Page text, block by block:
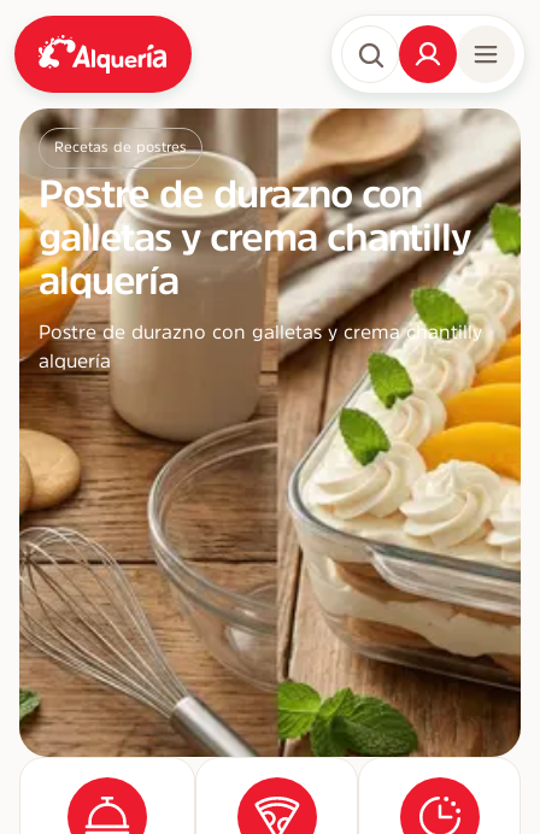
Recetas de postres
Postre de durazno con
galletas y crema chantilly
alquería
Postre de durazno con galletas y crema chantilly
alquería